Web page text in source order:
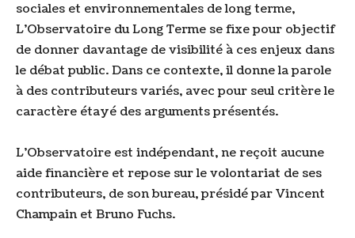
sociales et environnementales de long terme,
L'Observatoire du Long Terme se fixe pour objectif
de donner davantage de visibilité à ces enjeux dans
le débat public. Dans ce contexte, il donne la parole
à des contributeurs variés, avec pour seul critère le
caractère étayé des arguments présentés.
L'Observatoire est indépendant, ne reçoit aucune
aide financière et repose sur le volontariat de ses
contributeurs, de son bureau, présidé par Vincent
Champain et Bruno Fuchs.